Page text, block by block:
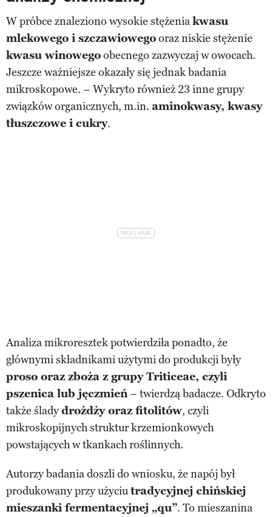
W próbce znaleziono wysokie stężeniakwasu
mlekowego i szczawiowegooraz niskie stężenie
kwasu winowegoobecnego zazwyczaj w owocach.
Jeszcze ważniejsze okazały się jednak badania
mikroskopowe. – Wykryto również 23 inne grupy
związków organicznych, m.in. aminokwasy, kwasy
tłuszczowe i cukry.
Analiza mikroresztek potwierdziła ponadto, że
głównymi składnikami użytymi do produkcji były
proso oraz zboża z grupy Triticeae, czyli
pszenica lub jęczmień– twierdzą badacze. Odkryto
także śladydrożdży oraz fitolitów, czyli
mikroskopijnych struktur krzemionkowych
powstających w tkankach roślinnych.
Autorzy badania doszli do wniosku, że napój był
produkowany przy użyciutradycyjnej chińskiej
mieszanki fermentacyjnej „qu”. To mieszanina